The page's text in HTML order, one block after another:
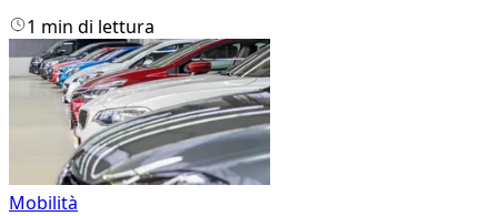
1 min di lettura
Mobilità